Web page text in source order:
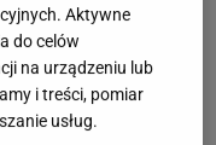
Aktywne
do celów
na urządzeniu lub
i treści, pomiar
usług.